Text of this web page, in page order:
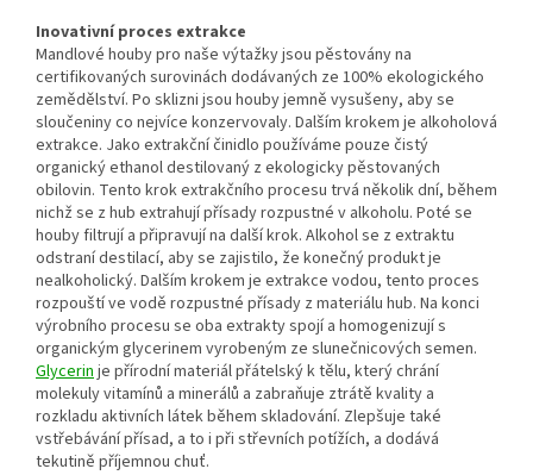
Inovativní proces extrakce
Mandlové houby pro naše výtažky jsou pěstovány na
certifikovaných surovinách dodávaných ze 100% ekologického
zemědělství. Po sklizni jsou houby jemně vysušeny, aby se
sloučeniny co nejvíce konzervovaly. Dalším krokem je alkoholová
extrakce. Jako extrakční činidlo používáme pouze čistý
organický ethanol destilovaný z ekologicky pěstovaných
obilovin. Tento krok extrakčního procesu trvá několik dní, během
nichž se z hub extrahují přísady rozpustné v alkoholu. Poté se
houby filtrují a připravují na další krok. Alkohol se z extraktu
odstraní destilací, aby se zajistilo, že konečný produkt je
nealkoholický. Dalším krokem je extrakce vodou, tento proces
rozpouští ve vodě rozpustné přísady z materiálu hub. Na konci
výrobního procesu se oba extrakty spojí a homogenizují s
organickým glycerinem vyrobeným ze slunečnicových semen.
Glycerin je přírodní materiál přátelský k tělu, který chrání
molekuly vitamínů a minerálů a zabraňuje ztrátě kvality a
rozkladu aktivních látek během skladování. Zlepšuje také
vstřebávání přísad, a to i při střevních potížích, a dodává
tekutině příjemnou chuť.